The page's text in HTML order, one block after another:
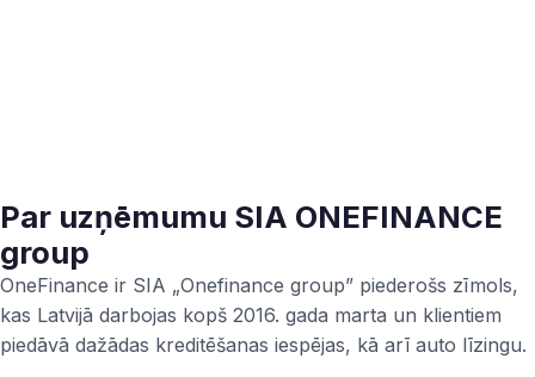
Par uzņēmumu SIA ONEFINANCE
group
OneFinance ir SIA „Onefinance group” piederošs zīmols,
kas Latvijā darbojas kopš 2016. gada marta un klientiem
piedāvā dažādas kreditēšanas iespējas, kā arī auto līzingu.